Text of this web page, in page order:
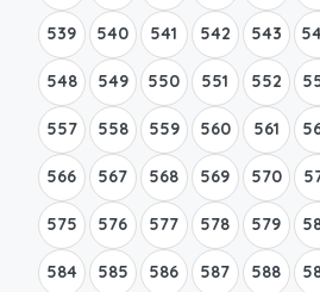
539 540 541 542 543
548 549 550 551 552
557 558 559 560 561
566 567 568 569 570
575 576 577 578 579
584 585 586 587 588